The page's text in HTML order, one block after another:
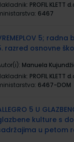
PROFIL KLETT
6467
5;
razred osnovne
Manuela
PROFIL KLETT
6467-DOM
5 U
kulture s
u petom